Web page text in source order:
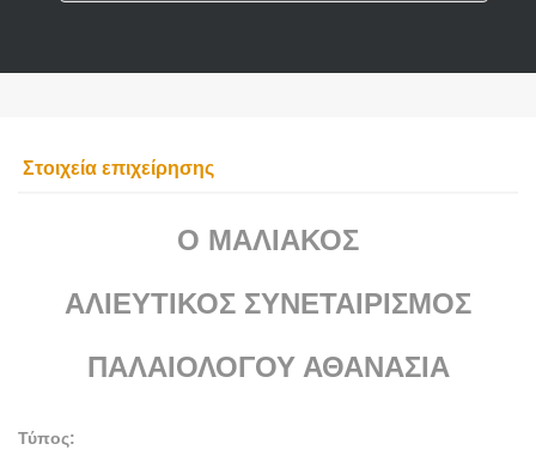
Στοιχεία επιχείρησης
Ο ΜΑΛΙΑΚΟΣ
ΑΛΙΕΥΤΙΚΟΣ ΣΥΝΕΤΑΙΡΙΣΜΟΣ
ΠΑΛΑΙΟΛΟΓΟΥ ΑΘΑΝΑΣΙΑ
Τύπος: